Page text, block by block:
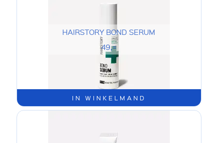
IN WINKELMAND
HAIRSTORY BOND SERUM
49,=